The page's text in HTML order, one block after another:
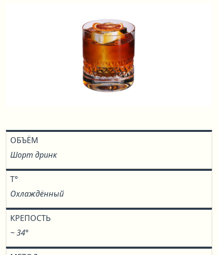
ОБЪЁМ
Шорт дринк
T°
Охлаждённый
КРЕПОСТЬ
~ 34°